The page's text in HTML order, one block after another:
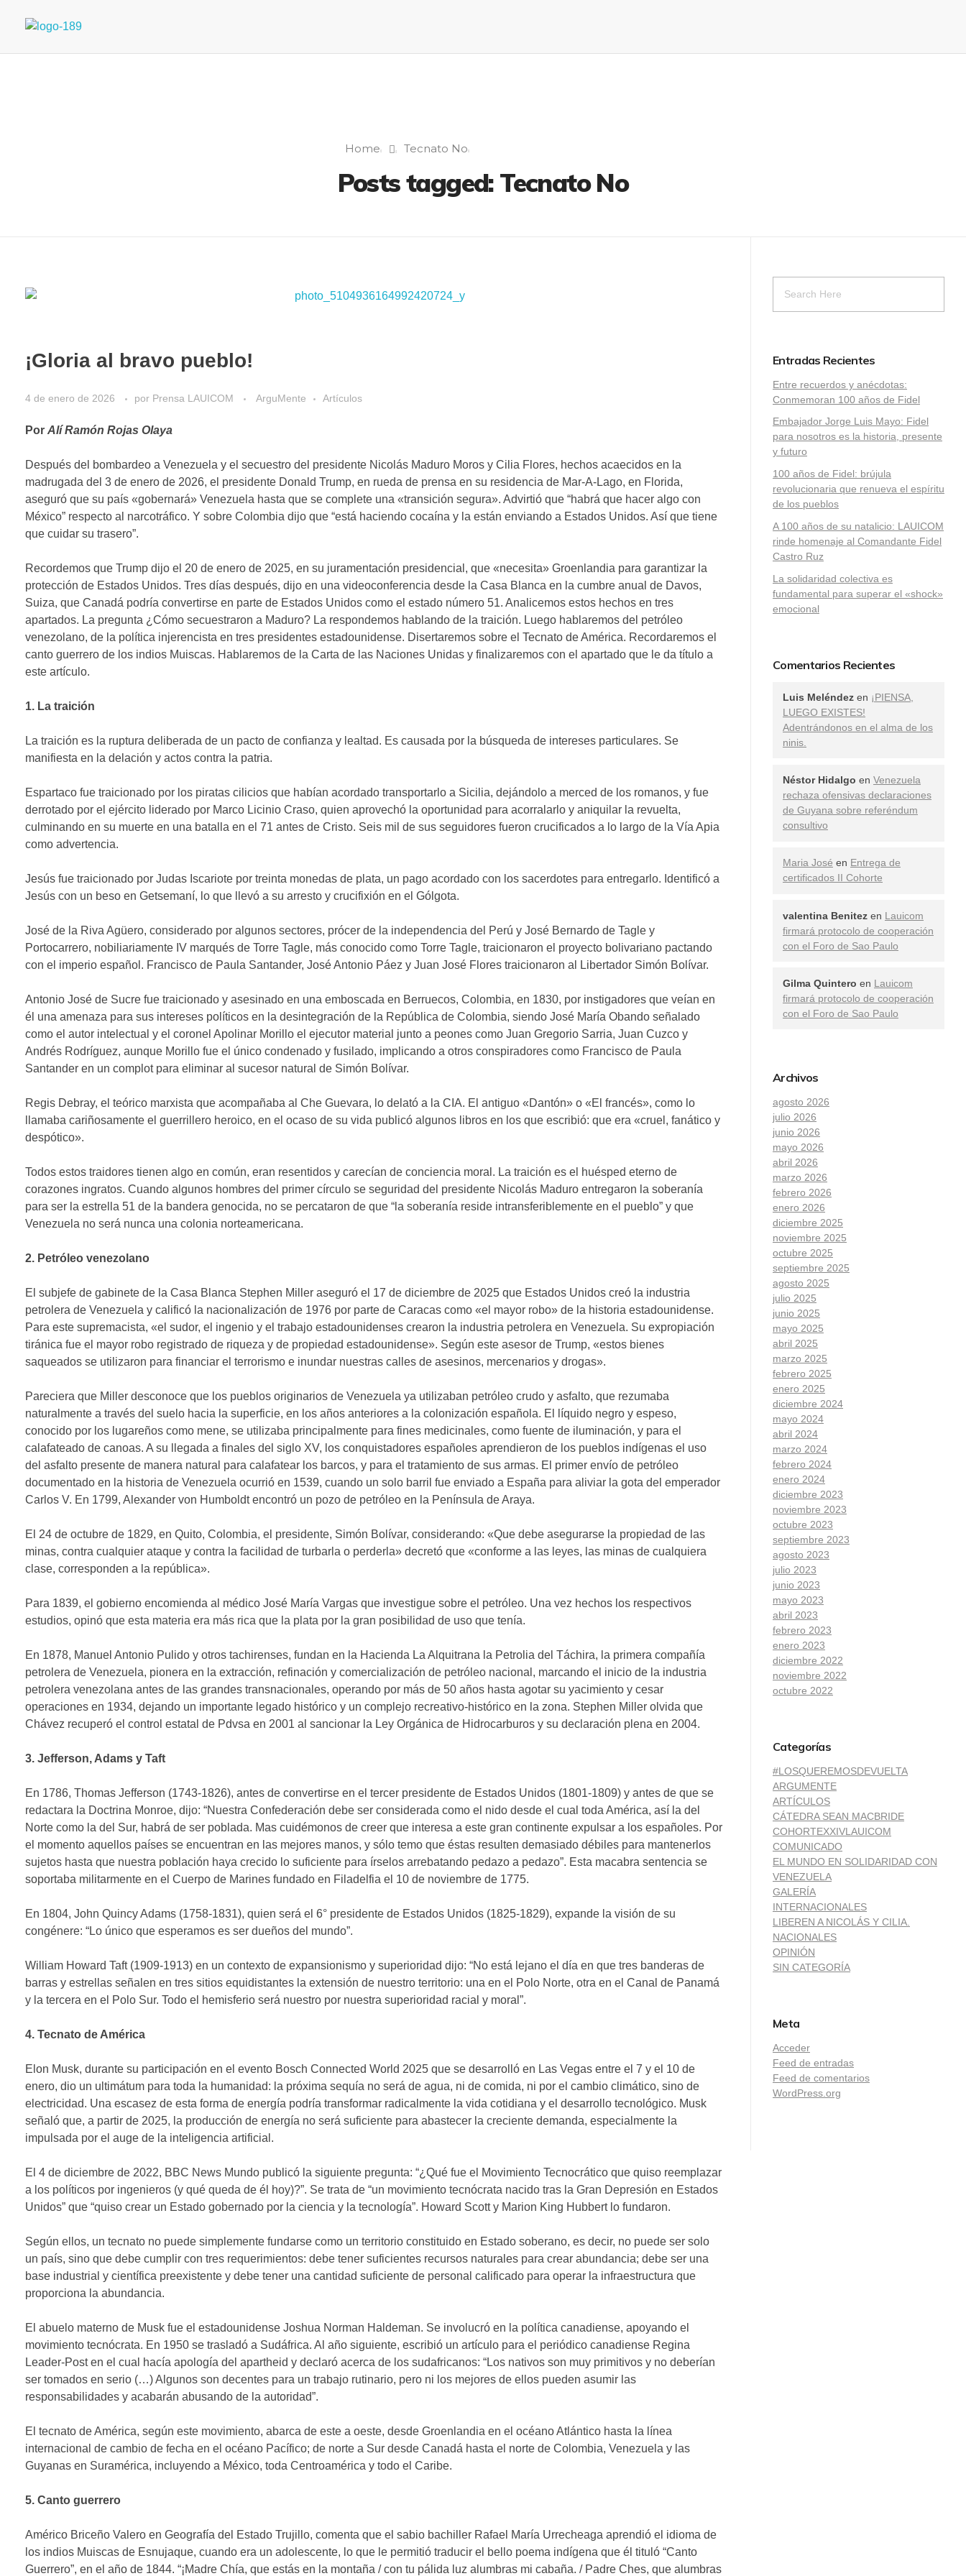
Home Tecnato No
Posts tagged: Tecnato No
¡Gloria al bravo pueblo!
4 de enero de 2026 por Prensa LAUICOM ArguMente Artículos
Por Alí Ramón Rojas Olaya
Después del bombardeo a Venezuela y el secuestro del presidente Nicolás Maduro Moros y Cilia Flores, hechos acaecidos en la
madrugada del 3 de enero de 2026, el presidente Donald Trump, en rueda de prensa en su residencia de Mar-A-Lago, en Florida,
aseguró que su país «gobernará» Venezuela hasta que se complete una «transición segura». Advirtió que “habrá que hacer algo con
México” respecto al narcotráfico. Y sobre Colombia dijo que “está haciendo cocaína y la están enviando a Estados Unidos. Así que tiene
que cuidar su trasero”.
Recordemos que Trump dijo el 20 de enero de 2025, en su juramentación presidencial, que «necesita» Groenlandia para garantizar la
protección de Estados Unidos. Tres días después, dijo en una videoconferencia desde la Casa Blanca en la cumbre anual de Davos,
Suiza, que Canadá podría convertirse en parte de Estados Unidos como el estado número 51. Analicemos estos hechos en tres
apartados. La pregunta ¿Cómo secuestraron a Maduro? La respondemos hablando de la traición. Luego hablaremos del petróleo
venezolano, de la política injerencista en tres presidentes estadounidense. Disertaremos sobre el Tecnato de América. Recordaremos el
canto guerrero de los indios Muiscas. Hablaremos de la Carta de las Naciones Unidas y finalizaremos con el apartado que le da título a
este artículo.
1. La traición
La traición es la ruptura deliberada de un pacto de confianza y lealtad. Es causada por la búsqueda de intereses particulares. Se
manifiesta en la delación y actos contra la patria.
Espartaco fue traicionado por los piratas cilicios que habían acordado transportarlo a Sicilia, dejándolo a merced de los romanos, y fue
derrotado por el ejército liderado por Marco Licinio Craso, quien aprovechó la oportunidad para acorralarlo y aniquilar la revuelta,
culminando en su muerte en una batalla en el 71 antes de Cristo. Seis mil de sus seguidores fueron crucificados a lo largo de la Vía Apia
como advertencia.
Jesús fue traicionado por Judas Iscariote por treinta monedas de plata, un pago acordado con los sacerdotes para entregarlo. Identificó a
Jesús con un beso en Getsemaní, lo que llevó a su arresto y crucifixión en el Gólgota.
José de la Riva Agüero, considerado por algunos sectores, prócer de la independencia del Perú y José Bernardo de Tagle y
Portocarrero, nobiliariamente IV marqués de Torre Tagle, más conocido como Torre Tagle, traicionaron el proyecto bolivariano pactando
con el imperio español. Francisco de Paula Santander, José Antonio Páez y Juan José Flores traicionaron al Libertador Simón Bolívar.
Antonio José de Sucre fue traicionado y asesinado en una emboscada en Berruecos, Colombia, en 1830, por instigadores que veían en
él una amenaza para sus intereses políticos en la desintegración de la República de Colombia, siendo José María Obando señalado
como el autor intelectual y el coronel Apolinar Morillo el ejecutor material junto a peones como Juan Gregorio Sarria, Juan Cuzco y
Andrés Rodríguez, aunque Morillo fue el único condenado y fusilado, implicando a otros conspiradores como Francisco de Paula
Santander en un complot para eliminar al sucesor natural de Simón Bolívar.
Regis Debray, el teórico marxista que acompañaba al Che Guevara, lo delató a la CIA. El antiguo «Dantón» o «El francés», como lo
llamaba cariñosamente el guerrillero heroico, en el ocaso de su vida publicó algunos libros en los que escribió: que era «cruel, fanático y
despótico».
Todos estos traidores tienen algo en común, eran resentidos y carecían de conciencia moral. La traición es el huésped eterno de
corazones ingratos. Cuando algunos hombres del primer círculo se seguridad del presidente Nicolás Maduro entregaron la soberanía
para ser la estrella 51 de la bandera genocida, no se percataron de que “la soberanía reside intransferiblemente en el pueblo” y que
Venezuela no será nunca una colonia norteamericana.
2. Petróleo venezolano
El subjefe de gabinete de la Casa Blanca Stephen Miller aseguró el 17 de diciembre de 2025 que Estados Unidos creó la industria
petrolera de Venezuela y calificó la nacionalización de 1976 por parte de Caracas como «el mayor robo» de la historia estadounidense.
Para este supremacista, «el sudor, el ingenio y el trabajo estadounidenses crearon la industria petrolera en Venezuela. Su expropiación
tiránica fue el mayor robo registrado de riqueza y de propiedad estadounidense». Según este asesor de Trump, «estos bienes
saqueados se utilizaron para financiar el terrorismo e inundar nuestras calles de asesinos, mercenarios y drogas».
Pareciera que Miller desconoce que los pueblos originarios de Venezuela ya utilizaban petróleo crudo y asfalto, que rezumaba
naturalmente a través del suelo hacia la superficie, en los años anteriores a la colonización española. El líquido negro y espeso,
conocido por los lugareños como mene, se utilizaba principalmente para fines medicinales, como fuente de iluminación, y para el
calafateado de canoas. A su llegada a finales del siglo XV, los conquistadores españoles aprendieron de los pueblos indígenas el uso
del asfalto presente de manera natural para calafatear los barcos, y para el tratamiento de sus armas. El primer envío de petróleo
documentado en la historia de Venezuela ocurrió en 1539, cuando un solo barril fue enviado a España para aliviar la gota del emperador
Carlos V. En 1799, Alexander von Humboldt encontró un pozo de petróleo en la Península de Araya.
El 24 de octubre de 1829, en Quito, Colombia, el presidente, Simón Bolívar, considerando: «Que debe asegurarse la propiedad de las
minas, contra cualquier ataque y contra la facilidad de turbarla o perderla» decretó que «conforme a las leyes, las minas de cualquiera
clase, corresponden a la república».
Para 1839, el gobierno encomienda al médico José María Vargas que investigue sobre el petróleo. Una vez hechos los respectivos
estudios, opinó que esta materia era más rica que la plata por la gran posibilidad de uso que tenía.
En 1878, Manuel Antonio Pulido y otros tachirenses, fundan en la Hacienda La Alquitrana la Petrolia del Táchira, la primera compañía
petrolera de Venezuela, pionera en la extracción, refinación y comercialización de petróleo nacional, marcando el inicio de la industria
petrolera venezolana antes de las grandes transnacionales, operando por más de 50 años hasta agotar su yacimiento y cesar
operaciones en 1934, dejando un importante legado histórico y un complejo recreativo-histórico en la zona. Stephen Miller olvida que
Chávez recuperó el control estatal de Pdvsa en 2001 al sancionar la Ley Orgánica de Hidrocarburos y su declaración plena en 2004.
3. Jefferson, Adams y Taft
En 1786, Thomas Jefferson (1743-1826), antes de convertirse en el tercer presidente de Estados Unidos (1801-1809) y antes de que se
redactara la Doctrina Monroe, dijo: “Nuestra Confederación debe ser considerada como el nido desde el cual toda América, así la del
Norte como la del Sur, habrá de ser poblada. Mas cuidémonos de creer que interesa a este gran continente expulsar a los españoles. Por
el momento aquellos países se encuentran en las mejores manos, y sólo temo que éstas resulten demasiado débiles para mantenerlos
sujetos hasta que nuestra población haya crecido lo suficiente para írselos arrebatando pedazo a pedazo”. Esta macabra sentencia se
soportaba militarmente en el Cuerpo de Marines fundado en Filadelfia el 10 de noviembre de 1775.
En 1804, John Quincy Adams (1758-1831), quien será el 6° presidente de Estados Unidos (1825-1829), expande la visión de su
congénere: “Lo único que esperamos es ser dueños del mundo”.
William Howard Taft (1909-1913) en un contexto de expansionismo y superioridad dijo: “No está lejano el día en que tres banderas de
barras y estrellas señalen en tres sitios equidistantes la extensión de nuestro territorio: una en el Polo Norte, otra en el Canal de Panamá
y la tercera en el Polo Sur. Todo el hemisferio será nuestro por nuestra superioridad racial y moral”.
4. Tecnato de América
Elon Musk, durante su participación en el evento Bosch Connected World 2025 que se desarrolló en Las Vegas entre el 7 y el 10 de
enero, dio un ultimátum para toda la humanidad: la próxima sequía no será de agua, ni de comida, ni por el cambio climático, sino de
electricidad. Una escasez de esta forma de energía podría transformar radicalmente la vida cotidiana y el desarrollo tecnológico. Musk
señaló que, a partir de 2025, la producción de energía no será suficiente para abastecer la creciente demanda, especialmente la
impulsada por el auge de la inteligencia artificial.
El 4 de diciembre de 2022, BBC News Mundo publicó la siguiente pregunta: “¿Qué fue el Movimiento Tecnocrático que quiso reemplazar
a los políticos por ingenieros (y qué queda de él hoy)?”. Se trata de “un movimiento tecnócrata nacido tras la Gran Depresión en Estados
Unidos” que “quiso crear un Estado gobernado por la ciencia y la tecnología”. Howard Scott y Marion King Hubbert lo fundaron.
Según ellos, un tecnato no puede simplemente fundarse como un territorio constituido en Estado soberano, es decir, no puede ser solo
un país, sino que debe cumplir con tres requerimientos: debe tener suficientes recursos naturales para crear abundancia; debe ser una
base industrial y científica preexistente y debe tener una cantidad suficiente de personal calificado para operar la infraestructura que
proporciona la abundancia.
El abuelo materno de Musk fue el estadounidense Joshua Norman Haldeman. Se involucró en la política canadiense, apoyando el
movimiento tecnócrata. En 1950 se trasladó a Sudáfrica. Al año siguiente, escribió un artículo para el periódico canadiense Regina
Leader-Post en el cual hacía apología del apartheid y declaró acerca de los sudafricanos: “Los nativos son muy primitivos y no deberían
ser tomados en serio (…) Algunos son decentes para un trabajo rutinario, pero ni los mejores de ellos pueden asumir las
responsabilidades y acabarán abusando de la autoridad”.
El tecnato de América, según este movimiento, abarca de este a oeste, desde Groenlandia en el océano Atlántico hasta la línea
internacional de cambio de fecha en el océano Pacífico; de norte a Sur desde Canadá hasta el norte de Colombia, Venezuela y las
Guyanas en Suramérica, incluyendo a México, toda Centroamérica y todo el Caribe.
5. Canto guerrero
Américo Briceño Valero en Geografía del Estado Trujillo, comenta que el sabio bachiller Rafael María Urrecheaga aprendió el idioma de
los indios Muiscas de Esnujaque, cuando era un adolescente, lo que le permitió traducir el bello poema indígena que él tituló “Canto
Guerrero”, en el año de 1844. “¡Madre Chía, que estás en la montaña / con tu pálida luz alumbras mi cabaña. / Padre Ches, que alumbras
Entradas Recientes
Entre recuerdos y anécdotas:
Conmemoran 100 años de Fidel
Embajador Jorge Luis Mayo: Fidel
para nosotros es la historia, presente
y futuro
100 años de Fidel: brújula
revolucionaria que renueva el espíritu
de los pueblos
A 100 años de su natalicio: LAUICOM
rinde homenaje al Comandante Fidel
Castro Ruz
La solidaridad colectiva es
fundamental para superar el «shock»
emocional
Comentarios Recientes
Luis Meléndez en ¡PIENSA,
LUEGO EXISTES!
Adentrándonos en el alma de los
ninis.
Néstor Hidalgo en Venezuela
rechaza ofensivas declaraciones
de Guyana sobre referéndum
consultivo
Maria José en Entrega de
certificados II Cohorte
valentina Benitez en Lauicom
firmará protocolo de cooperación
con el Foro de Sao Paulo
Gilma Quintero en Lauicom
firmará protocolo de cooperación
con el Foro de Sao Paulo
Archivos
agosto 2026
julio 2026
junio 2026
mayo 2026
abril 2026
marzo 2026
febrero 2026
enero 2026
diciembre 2025
noviembre 2025
octubre 2025
septiembre 2025
agosto 2025
julio 2025
junio 2025
mayo 2025
abril 2025
marzo 2025
febrero 2025
enero 2025
diciembre 2024
mayo 2024
abril 2024
marzo 2024
febrero 2024
enero 2024
diciembre 2023
noviembre 2023
octubre 2023
septiembre 2023
agosto 2023
julio 2023
junio 2023
mayo 2023
abril 2023
febrero 2023
enero 2023
diciembre 2022
noviembre 2022
octubre 2022
Categorías
#LOSQUEREMOSDEVUELTA
ARGUMENTE
ARTÍCULOS
CÁTEDRA SEAN MACBRIDE
COHORTEXXIVLAUICOM
COMUNICADO
EL MUNDO EN SOLIDARIDAD CON
VENEZUELA
GALERÍA
INTERNACIONALES
LIBEREN A NICOLÁS Y CILIA.
NACIONALES
OPINIÓN
SIN CATEGORÍA
Meta
Acceder
Feed de entradas
Feed de comentarios
WordPress.org